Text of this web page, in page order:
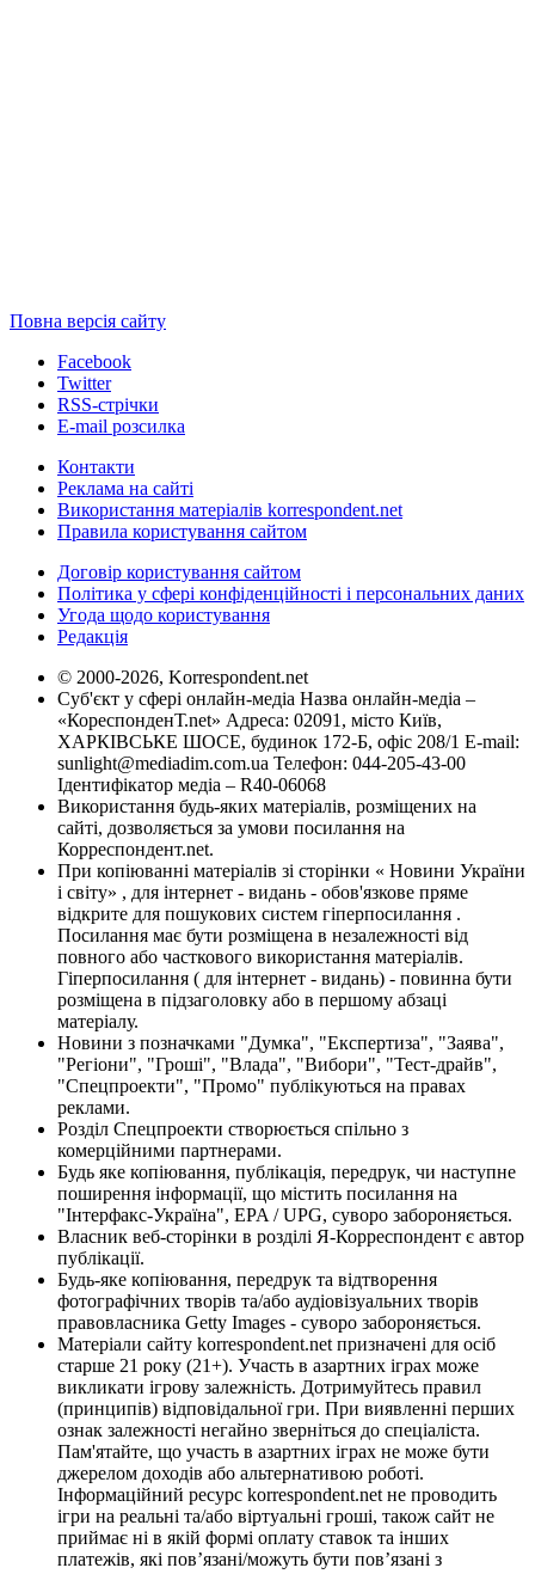
Повна версія сайту
Facebook
Twitter
RSS-стрічки
E-mail розсилка
Контакти
Реклама на сайті
Використання матеріалів korrespondent.net
Правила користування сайтом
Договір користування сайтом
Політика у сфері конфіденційності і персональних даних
Угода щодо користування
Редакція
© 2000-2026, Korrespondent.net
Суб'єкт у сфері онлайн-медіа Назва онлайн-медіа –
«КореспонденТ.net» Адреса: 02091, місто Київ,
ХАРКІВСЬКЕ ШОСЕ, будинок 172-Б, офіс 208/1 E-mail:
sunlight@mediadim.com.ua Телефон: 044-205-43-00
Ідентифікатор медіа – R40-06068
Використання будь-яких матеріалів, розміщених на
сайті, дозволяється за умови посилання на
Корреспондент.net.
При копіюванні матеріалів зі сторінки « Новини України
і світу» , для інтернет - видань - обов'язкове пряме
відкрите для пошукових систем гіперпосилання .
Посилання має бути розміщена в незалежності від
повного або часткового використання матеріалів.
Гіперпосилання ( для інтернет - видань) - повинна бути
розміщена в підзаголовку або в першому абзаці
матеріалу.
Новини з позначками "Думка", "Експертиза", "Заява",
"Регіони", "Гроші", "Влада", "Вибори", "Тест-драйв",
"Спецпроекти", "Промо" публікуються на правах
реклами.
Розділ Спецпроекти створюється спільно з
комерційними партнерами.
Будь яке копіювання, публікація, передрук, чи наступне
поширення інформації, що містить посилання на
"Інтерфакс-Україна", EPA / UPG, суворо забороняється.
Власник веб-сторінки в розділі Я-Корреспондент є автор
публікації.
Будь-яке копіювання, передрук та відтворення
фотографічних творів та/або аудіовізуальних творів
правовласника Getty Images - суворо забороняється.
Матеріали сайту korrespondent.net призначені для осіб
старше 21 року (21+). Участь в азартних іграх може
викликати ігрову залежність. Дотримуйтесь правил
(принципів) відповідальної гри. При виявленні перших
ознак залежності негайно зверніться до спеціаліста.
Пам'ятайте, що участь в азартних іграх не може бути
джерелом доходів або альтернативою роботі.
Інформаційний ресурс korrespondent.net не проводить
ігри на реальні та/або віртуальні гроші, також сайт не
приймає ні в якій формі оплату ставок та інших
платежів, які пов’язані/можуть бути пов’язані з